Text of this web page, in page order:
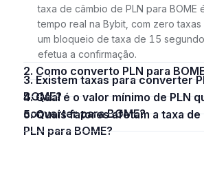
taxa de câmbio de PLN para BOME
tempo real na Bybit, com zero
um bloqueio de taxa de 15
efetua a confirmação.
2. Como converto PLN para
3. Existem taxas para converter PLN para
BOME?
4. Qual é o valor mínimo de PLN que posso
converter para BOME?
5. Quais fatores afetam a taxa de câmbio de
PLN para BOME?